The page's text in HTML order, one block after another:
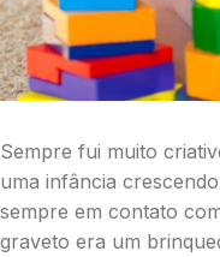
Sempre fui muito
uma infância
sempre em contato
graveto era um